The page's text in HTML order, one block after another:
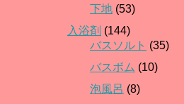
下地 (53)
入浴剤 (144)
バスソルト (35)
バスボム (10)
泡風呂 (8)